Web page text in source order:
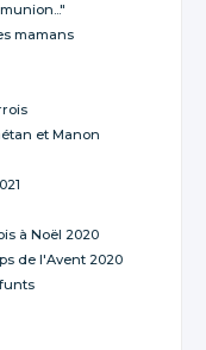
mamans
et Manon
à Noël 2020
de l'Avent 2020